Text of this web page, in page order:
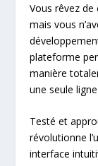
Vous rêvez
mais vous
plateforme
manière
une seule
Testé et
révolutionne
interface